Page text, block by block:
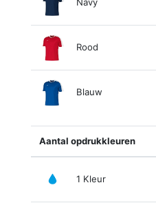
Rood
Blauw
Aantal opdrukkleuren
1 Kleur